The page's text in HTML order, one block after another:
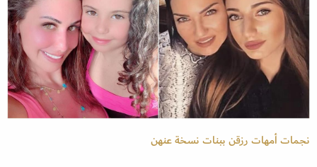
نجمات أمهات رزقن ببنات نسخة عنهن